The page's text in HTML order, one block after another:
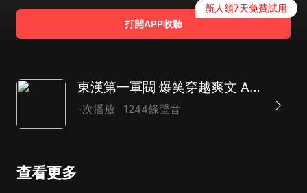
打開APP收聽
新人領7天免費試用
東漢第一軍閥 爆笑穿越爽文 AI多播
-次播放 1244條聲音
查看更多